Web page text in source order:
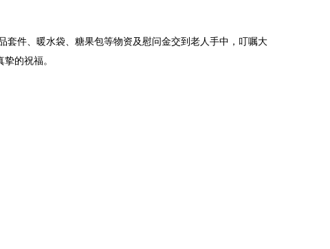
件、暖水袋、糖果包等物资及慰问金交到老人手中，叮嘱大
的祝福。